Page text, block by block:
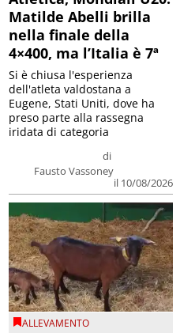
Matilde Abelli brilla
nella finale della
4×400, ma l’Italia è 7ª
di
Fausto Vassoney
il 10/08/2026
Si è chiusa l'esperienza
dell'atleta valdostana a
Eugene, Stati Uniti, dove ha
preso parte alla rassegna
iridata di categoria
ALLEVAMENTO